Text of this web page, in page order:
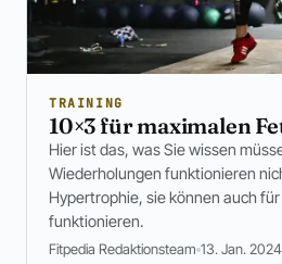
TRAINING
10×3 für maximalen
Hier ist das, was Sie wissen
Wiederholungen funktionieren
Hypertrophie, sie können auch
funktionieren.
Fitpedia Redaktionsteam 13. Jan. 2024